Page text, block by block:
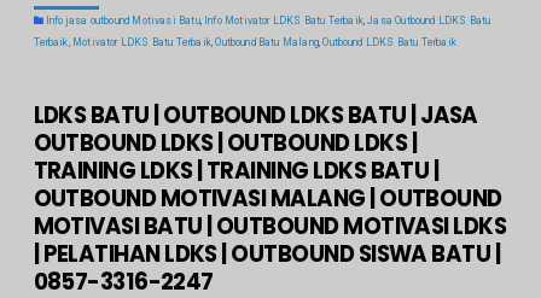
Info jasa outbound Motivasi Batu, Info Motivator LDKS Batu Terbaik,Jasa Outbound LDKS Batu
Terbaik, Motivator LDKS Batu Terbaik,Outbound Batu Malang,Outbound LDKS Batu Terbaik
LDKS BATU | OUTBOUND LDKS BATU | JASA
OUTBOUND LDKS | OUTBOUND LDKS |
TRAINING LDKS | TRAINING LDKS BATU |
OUTBOUND MOTIVASI MALANG | OUTBOUND
MOTIVASI BATU | OUTBOUND MOTIVASI LDKS
| PELATIHAN LDKS | OUTBOUND SISWA BATU |
0857-3316-2247